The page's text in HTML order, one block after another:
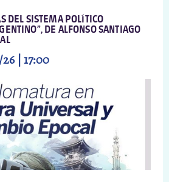
DEL SISTEMA POLÍTICO
DE ALFONSO SANTIAGO
| 17:00